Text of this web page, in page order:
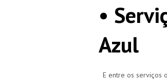
•
Azul
E entre os serviços